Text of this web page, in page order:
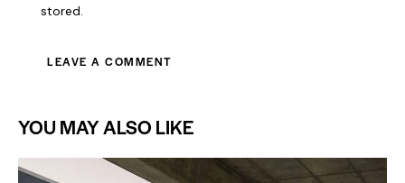
stored.
YOU MAY ALSO LIKE